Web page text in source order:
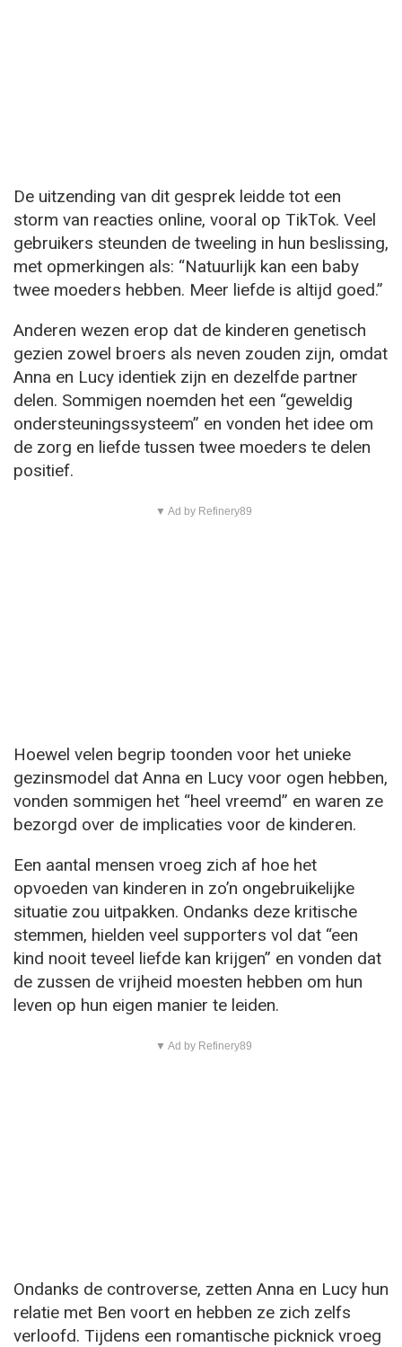
De uitzending van dit gesprek leidde tot een
storm van reacties online, vooral op TikTok. Veel
gebruikers steunden de tweeling in hun beslissing,
met opmerkingen als: “Natuurlijk kan een baby
twee moeders hebben. Meer liefde is altijd goed.”
Anderen wezen erop dat de kinderen genetisch
gezien zowel broers als neven zouden zijn, omdat
Anna en Lucy identiek zijn en dezelfde partner
delen. Sommigen noemden het een “geweldig
ondersteuningssysteem” en vonden het idee om
de zorg en liefde tussen twee moeders te delen
positief.
▼ Ad by Refinery89
Hoewel velen begrip toonden voor het unieke
gezinsmodel dat Anna en Lucy voor ogen hebben,
vonden sommigen het “heel vreemd” en waren ze
bezorgd over de implicaties voor de kinderen.
Een aantal mensen vroeg zich af hoe het
opvoeden van kinderen in zo’n ongebruikelijke
situatie zou uitpakken. Ondanks deze kritische
stemmen, hielden veel supporters vol dat “een
kind nooit teveel liefde kan krijgen” en vonden dat
de zussen de vrijheid moesten hebben om hun
leven op hun eigen manier te leiden.
▼ Ad by Refinery89
Ondanks de controverse, zetten Anna en Lucy hun
relatie met Ben voort en hebben ze zich zelfs
verloofd. Tijdens een romantische picknick vroeg